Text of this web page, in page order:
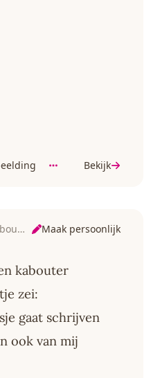
Bekijk
In mijn tuintje zat een kabouter Maak persoonlijk
kabouter
zei:
gaat schrijven
ook van mij